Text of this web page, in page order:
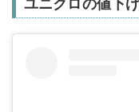
ユニクロの値下